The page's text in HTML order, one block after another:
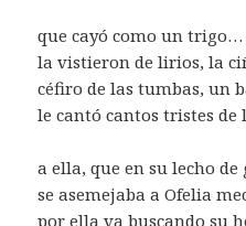
que cayó como un
la vistieron de lirios, la
céfiro de las tumbas, un
le cantó cantos tristes
a ella, que en su lecho de
se asemejaba a Ofelia
por ella va buscando su